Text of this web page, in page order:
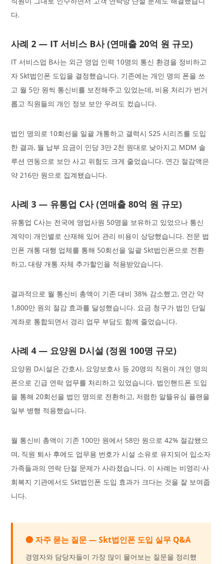
다.
사례 2 — IT 서비스 B사 (연매출 20억 원 규모)
IT 서비스업 B사는 외근 영업 인력 10명의 통신 환경을 정비하고
자 Skt법인폰 도입을 결정했습니다. 기존에는 개인 명의 폰을 쓰
고 월 5만 원씩 통신비를 보전해주고 있었는데, 비용 처리가 번거
롭고 직원들의 개인 정보 보안 우려도 컸습니다.
법인 명의로 10회선을 일괄 개통하고 갤럭시 S25 시리즈를 도입
한 결과, 월 납부 요금이 인당 3만 2천 원대로 낮아지고 MDM 솔
루션 연동으로 보안 사고 위험도 크게 줄었습니다. 연간 절감액은
약 216만 원으로 집계됐습니다.
사례 3 — 유통업 C사 (연매출 80억 원 규모)
유통업 C사는 전국에 영업사원 50명을 보유하고 있었으나 통신
계약이 개인별로 산재해 있어 관리 비용이 상당했습니다. 전문 법
인폰 개통 대행 업체를 통해 50회선을 일괄 Skt법인폰으로 전환
하고, 대량 개통 자체 추가할인을 적용받았습니다.
결과적으로 월 통신비 총액이 기존 대비 38% 감소했고, 연간 약
1,800만 원의 절감 효과를 달성했습니다. 요금 청구가 법인 단일
계좌로 통합되면서 경리 업무 부담도 함께 줄었습니다.
사례 4 — 요양원 D시설 (정원 100명 규모)
요양원 D시설은 간호사, 요양보호사 등 20명의 직원이 개인 명의
폰으로 긴급 연락 업무를 처리하고 있었습니다. 법인핸드폰 도입
을 통해 20회선을 법인 명의로 전환하고, 저렴한 알뜰유심 플랜을
일부 병행 적용했습니다.
월 통신비 총액이 기존 100만 원에서 58만 원으로 42% 절감됐으
며, 직원 퇴사 후에도 업무용 번호가 시설 소유로 유지되어 입소자
가족들과의 연락 단절 문제가 사라졌습니다. 이 사례는 비영리·사
회복지 기관에서도 Skt법인폰 도입 효과가 크다는 것을 잘 보여줍
니다.
🟠 자주 묻는 질문 — Skt법인폰 도입 실무 Q&A
경영자와 담당자들이 가장 많이 물어보는 질문을 정리했